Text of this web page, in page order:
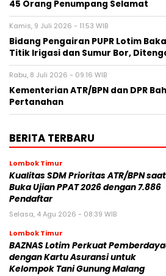
45 Orang Penumpang Selamat
Kamis, 9 Juli 2026 - 11:53 WIB
Bidang Pengairan PUPR Lotim
Titik Irigasi dan Sumur Bor,
Rabu, 8 Juli 2026 - 09:16 WIB
Kementerian ATR/BPN dan DPR
Pertanahan
BERITA TERBARU
Lombok Timur
Kualitas SDM Prioritas ATR/BPN saat
Buka Ujian PPAT 2026 dengan 7.886
Pendaftar
Selasa, 4 Agu 2026 - 08:39 WIB
Lombok Timur
BAZNAS Lotim Perkuat
dengan Kartu Asuransi untuk
Kelompok Tani Gunung Malang